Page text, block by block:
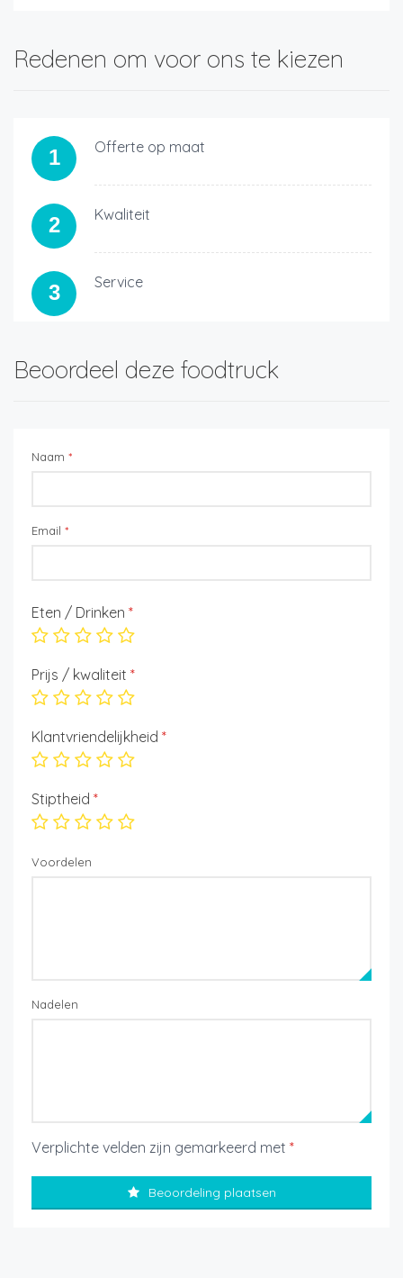
Redenen om voor ons te kiezen
1 Offerte op maat
2 Kwaliteit
3 Service
Beoordeel deze foodtruck
Naam *
Email *
Eten / Drinken *
Prijs / kwaliteit *
Klantvriendelijkheid *
Stiptheid *
Voordelen
Nadelen
Verplichte velden zijn gemarkeerd met *
Beoordeling plaatsen